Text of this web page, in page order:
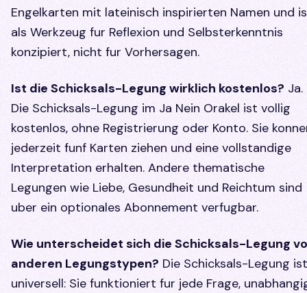
Engelkarten mit lateinisch inspirierten Namen und
als Werkzeug fur Reflexion und Selbsterkenntnis
konzipiert, nicht fur Vorhersagen.
Ist die Schicksals-Legung wirklich kostenlos? Ja.
Die Schicksals-Legung im Ja Nein Orakel ist vollig
kostenlos, ohne Registrierung oder Konto. Sie
jederzeit funf Karten ziehen und eine vollstandige
Interpretation erhalten. Andere thematische
Legungen wie Liebe, Gesundheit und Reichtum sind
uber ein optionales Abonnement verfugbar.
Wie unterscheidet sich die Schicksals-Legung
anderen Legungstypen? Die Schicksals-Legung ist
universell: Sie funktioniert fur jede Frage,